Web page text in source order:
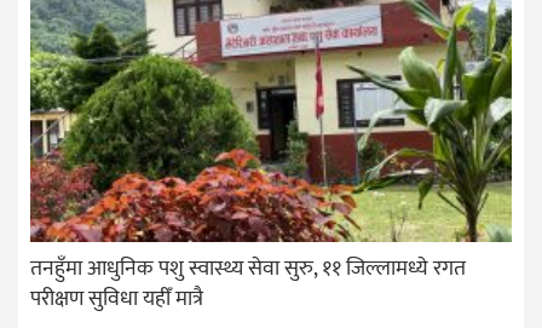
तनहुँमा आधुनिक पशु स्वास्थ्य सेवा सुरु, ११ जिल्लामध्ये रगत
परीक्षण सुविधा यहीँ मात्रै